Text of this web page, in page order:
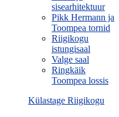
sisearhitektuur
Pikk Hermann ja
Toompea tornid
Riigikogu
istungisaal
Valge saal
Ringkäik
Toompea lossis
Külastage Riigikogu